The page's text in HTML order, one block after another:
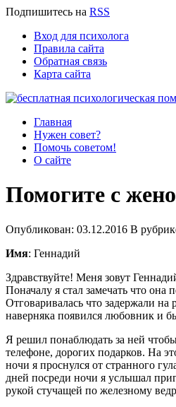
Подпишитесь на RSS
Вход для психолога
Правила сайта
Обратная связь
Карта сайта
Главная
Нужен совет?
Помочь советом!
О сайте
Помогите с
Опубликован: 03.12.2016 В
Имя: Геннадий
Здравствуйте! Меня зовут
Поначалу я стал замечать что она
Отговаривалась что задержали на
наверняка появился любовник и
Я решил понаблюдать за ней
телефоне, дорогих подарков. На
ночи я проснулся от странного
дней посреди ночи я услышал
рукой стучащей по железному